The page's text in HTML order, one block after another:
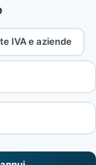
IVA e aziende